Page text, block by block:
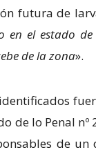
futura de
en el estado
de la zona».
de lo Penal nº
de